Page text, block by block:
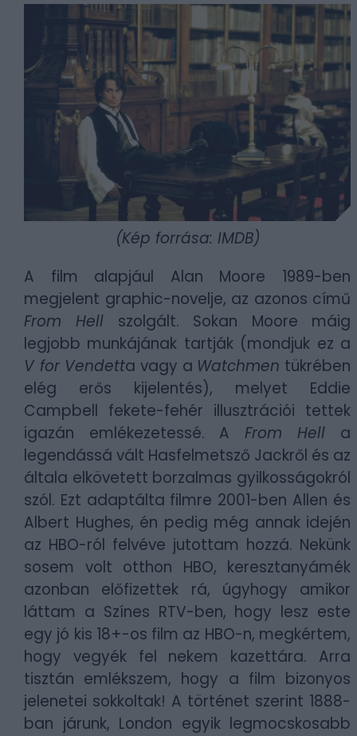
(Kép forrása: IMDB)
A film alapjául Alan Moore 1989-ben
megjelent graphic-novelje, az azonos című
From Hell szolgált. Sokan Moore máig
legjobb munkájának tartják (mondjuk ez a
V for Vendetta vagy a Watchmen tükrében
elég erős kijelentés), melyet Eddie
Campbell fekete-fehér illusztrációi tettek
igazán emlékezetessé. A From Hell a
legendássá vált Hasfelmetsző Jackről és az
általa elkövetett borzalmas gyilkosságokról
szól. Ezt adaptálta filmre 2001-ben Allen és
Albert Hughes, én pedig még annak idején
az HBO-ról felvéve jutottam hozzá. Nekünk
sosem volt otthon HBO, keresztanyámék
azonban előfizettek rá, úgyhogy amikor
láttam a Színes RTV-ben, hogy lesz este
egy jó kis 18+-os film az HBO-n, megkértem,
hogy vegyék fel nekem kazettára. Arra
tisztán emlékszem, hogy a film bizonyos
jelenetei sokkoltak! A történet szerint 1888-
ban járunk, London egyik legmocskosabb